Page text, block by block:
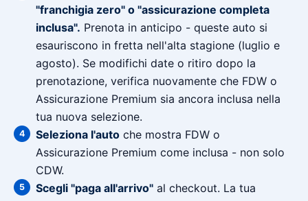
"franchigia zero" o "assicurazione completa
inclusa". Prenota in anticipo - queste auto si
esauriscono in fretta nell'alta stagione (luglio e
agosto). Se modifichi date o ritiro dopo la
prenotazione, verifica nuovamente che FDW o
Assicurazione Premium sia ancora inclusa nella
tua nuova selezione.
Seleziona l'auto che mostra FDW o
Assicurazione Premium come inclusa - non solo
CDW.
Scegli "paga all'arrivo" al checkout. La tua